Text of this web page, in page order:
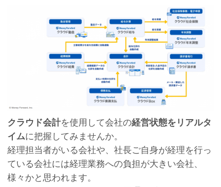
クラウド会計を使用して会社の経営状態をリアルタ
イムに把握してみませんか。
経理担当者がいる会社や、社長ご自身が経理を行っ
ている会社には経理業務への負担が大きい会社、
様々かと思われます。